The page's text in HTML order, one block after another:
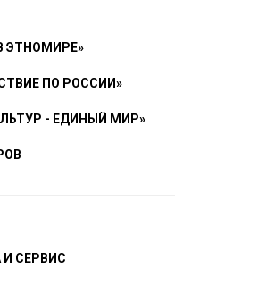
ЭТНОМИРЕ»
ПО РОССИИ»
- ЕДИНЫЙ МИР»
СЕРВИС